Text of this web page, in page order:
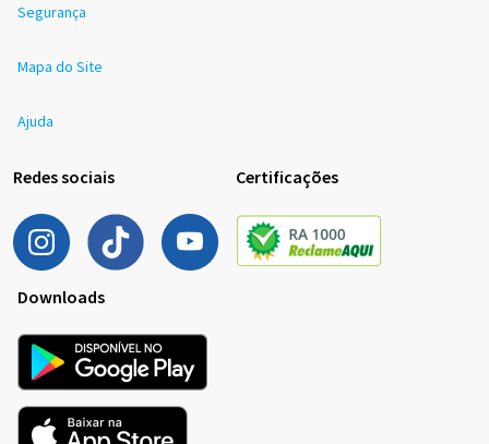
Segurança
Mapa do Site
Ajuda
Redes sociais Certificações
Downloads